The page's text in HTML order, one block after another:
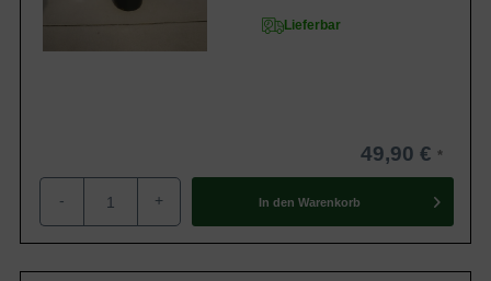
Lieferbar
49,90 €
- + In den Warenkorb